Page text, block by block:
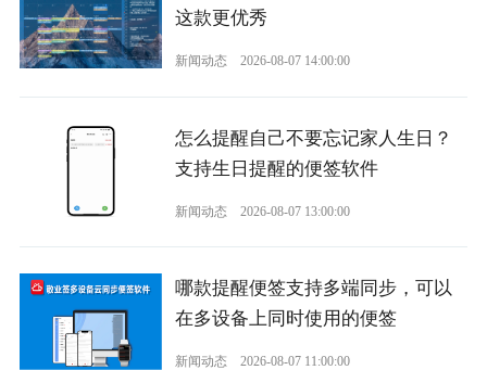
这款更优秀
新闻动态 2026-08-07 14:00:00
怎么提醒自己不要忘记家人生日？
支持生日提醒的便签软件
新闻动态 2026-08-07 13:00:00
哪款提醒便签支持多端同步，可以
在多设备上同时使用的便签
新闻动态 2026-08-07 11:00:00